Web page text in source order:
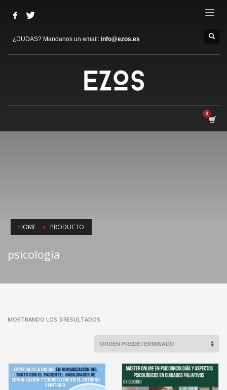
¿DUDAS? Mandanos un email: info@ezos.es
HOME PRODUCTO
psicologia
MOSTRANDO LOS 3 RESULTADOS